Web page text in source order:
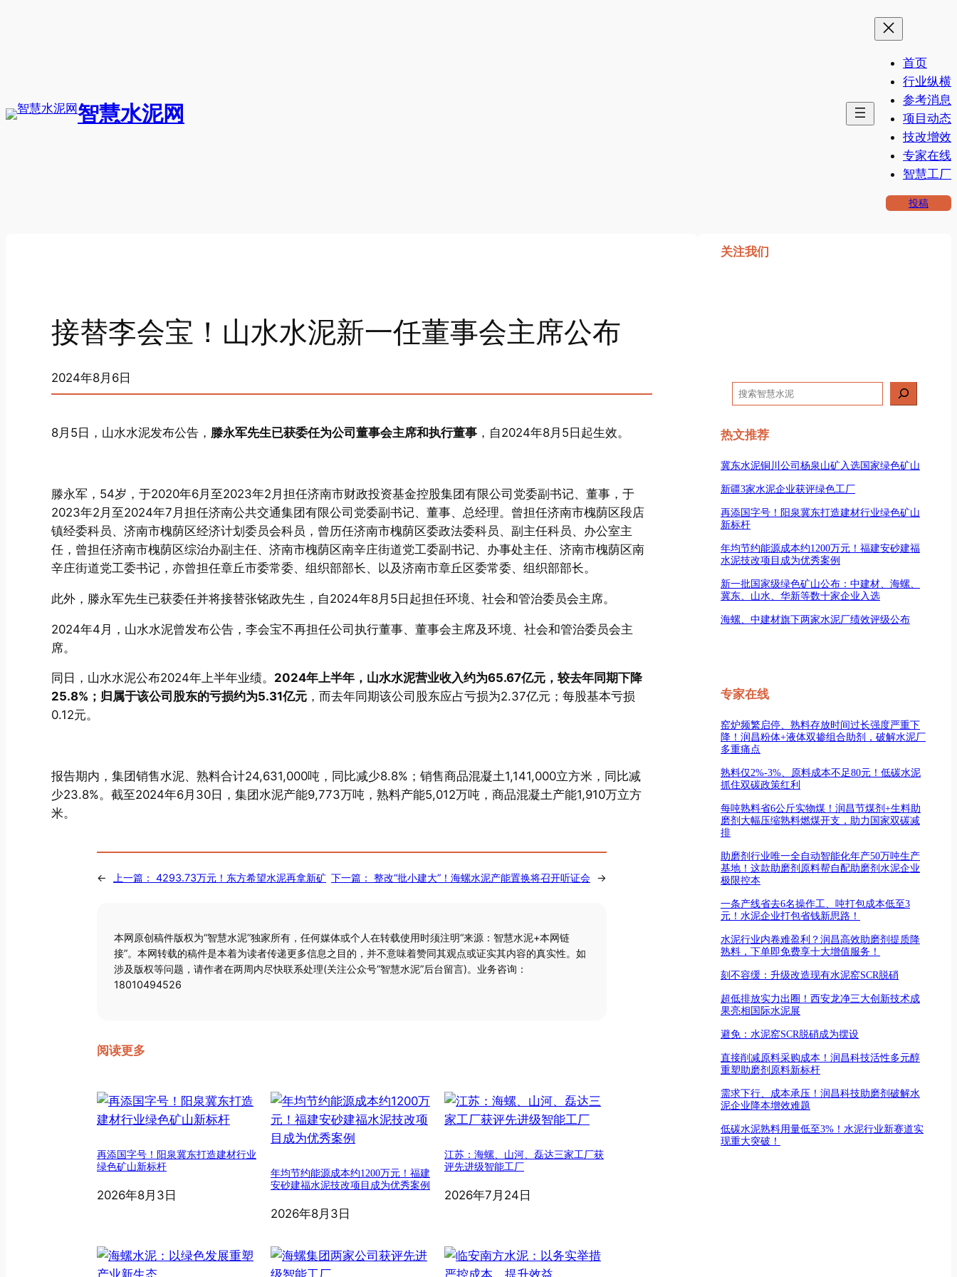
智慧水泥网
首页
行业纵横
参考消息
项目动态
技改增效
专家在线
智慧工厂
投稿
接替李会宝！山水水泥新一任董事会主席公布
2024年8月6日
8月5日，山水水泥发布公告， 滕永军先生已获委任为公司董事会主席和执行董事 ，自2024年8月5日起生效。
滕永军，54岁，于2020年6月至2023年2月担任济南市财政投资基金控股集团有限公司党委副书记、董事，于
2023年2月至2024年7月担任济南公共交通集团有限公司党委副书记、董事、总经理。曾担任济南市槐荫区段店
镇经委科员、济南市槐荫区经济计划委员会科员，曾历任济南市槐荫区委政法委科员、副主任科员、办公室主
任，曾担任济南市槐荫区综治办副主任、济南市槐荫区南辛庄街道党工委副书记、办事处主任、济南市槐荫区南
辛庄街道党工委书记，亦曾担任章丘市委常委、组织部部长、以及济南市章丘区委常委、组织部部长。
此外，滕永军先生已获委任并将接替张铭政先生，自2024年8月5日起担任环境、社会和管治委员会主席。
2024年4月，山水水泥曾发布公告，李会宝不再担任公司执行董事、董事会主席及环境、社会和管治委员会主
席。
同日，山水水泥公布2024年上半年业绩。 2024年上半年，山水水泥营业收入约为65.67亿元，较去年同期下降
25.8%；归属于该公司股东的亏损约为5.31亿元 ，而去年同期该公司股东应占亏损为2.37亿元；每股基本亏损
0.12元。
报告期内，集团销售水泥、熟料合计24,631,000吨，同比减少8.8%；销售商品混凝土1,141,000立方米，同比减
少23.8%。截至2024年6月30日，集团水泥产能9,773万吨，熟料产能5,012万吨，商品混凝土产能1,910万立方
米。
← 上一篇： 4293.73万元！东方希望水泥再拿新矿 下一篇： 整改“批小建大”！海螺水泥产能置换将召开听证会 →
本网原创稿件版权为“智慧水泥”独家所有，任何媒体或个人在转载使用时须注明“来源：智慧水泥+本网链
接”。本网转载的稿件是本着为读者传递更多信息之目的，并不意味着赞同其观点或证实其内容的真实性。如
涉及版权等问题，请作者在两周内尽快联系处理(关注公众号“智慧水泥”后台留言)。业务咨询：
18010494526
阅读更多
再添国字号！阳泉冀东打造建材行业
绿色矿山新标杆
2026年8月3日
年均节约能源成本约1200万元！福建
安砂建福水泥技改项目成为优秀案例
2026年8月3日
江苏：海螺、山河、磊达三家工厂获
评先进级智能工厂
2026年7月24日
关注我们
搜
索
热文推荐
冀东水泥铜川公司杨泉山矿入选国家绿色矿山
新疆3家水泥企业获评绿色工厂
再添国字号！阳泉冀东打造建材行业绿色矿山
新标杆
年均节约能源成本约1200万元！福建安砂建福
水泥技改项目成为优秀案例
新一批国家级绿色矿山公布：中建材、海螺、
冀东、山水、华新等数十家企业入选
海螺、中建材旗下两家水泥厂绩效评级公布
专家在线
窑炉频繁启停、熟料存放时间过长强度严重下
降！润昌粉体+液体双掺组合助剂，破解水泥厂
多重痛点
熟料仅2%-3%、原料成本不足80元！低碳水泥
抓住双碳政策红利
每吨熟料省6公斤实物煤！润昌节煤剂+生料助
磨剂大幅压缩熟料燃煤开支，助力国家双碳减
排
助磨剂行业唯一全自动智能化年产50万吨生产
基地！这款助磨剂原料帮自配助磨剂水泥企业
极限控本
一条产线省去6名操作工、吨打包成本低至3
元！水泥企业打包省钱新思路！
水泥行业内卷难盈利？润昌高效助磨剂提质降
熟料，下单即免费享十大增值服务！
刻不容缓：升级改造现有水泥窑SCR脱硝
超低排放实力出圈！西安龙净三大创新技术成
果亮相国际水泥展
避免：水泥窑SCR脱硝成为摆设
直接削减原料采购成本！润昌科技活性多元醇
重塑助磨剂原料新标杆
需求下行、成本承压！润昌科技助磨剂破解水
泥企业降本增效难题
低碳水泥熟料用量低至3%！水泥行业新赛道实
现重大突破！